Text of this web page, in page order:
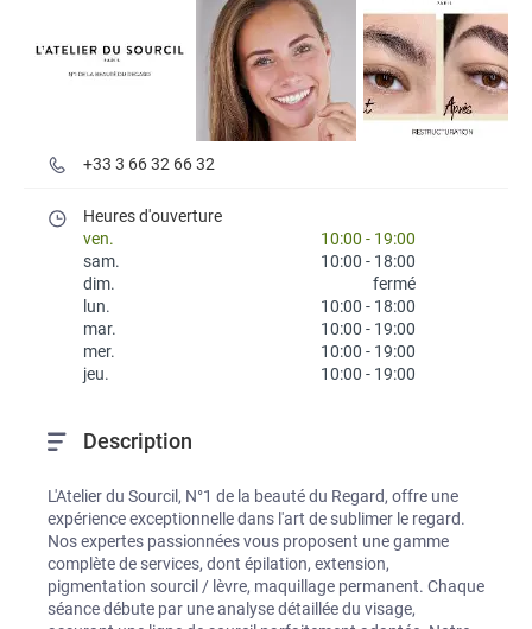
+33 3 66 32 66 32
Heures d'ouverture
ven.
10:00 - 19:00
sam.
10:00 - 18:00
dim.
fermé
lun.
10:00 - 18:00
mar.
10:00 - 19:00
mer.
10:00 - 19:00
jeu.
10:00 - 19:00
Description
L'Atelier du Sourcil, N°1 de la beauté du Regard, offre une
expérience exceptionnelle dans l'art de sublimer le regard.
Nos expertes passionnées vous proposent une gamme
complète de services, dont épilation, extension,
pigmentation sourcil / lèvre, maquillage permanent. Chaque
séance débute par une analyse détaillée du visage,